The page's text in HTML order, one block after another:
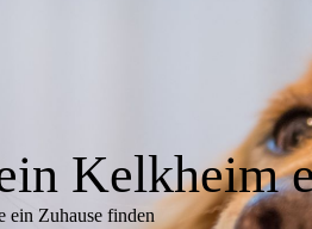
Kelkheim
ein Zuhause finden